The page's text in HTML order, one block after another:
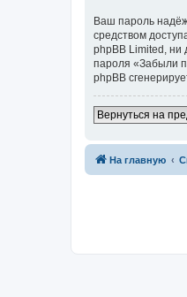
Ваш пароль
средством
phpBB Limited, ни
пароля «Забыли
phpBB
Вернуться на
На главную